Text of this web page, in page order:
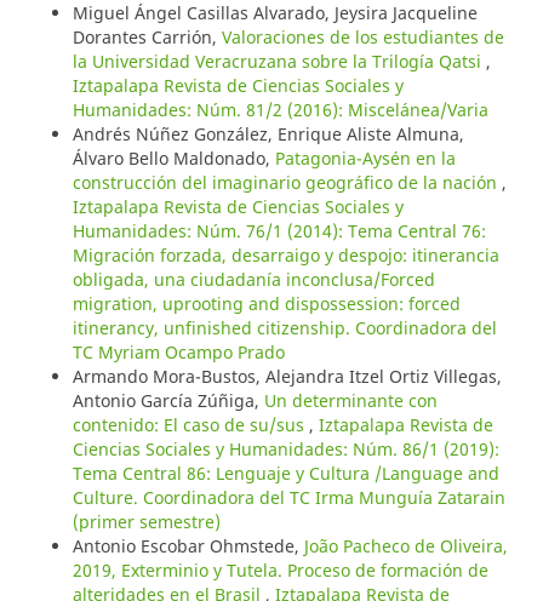
Miguel Ángel Casillas Alvarado, Jeysira Jacqueline
Dorantes Carrión, Valoraciones de los estudiantes de
la Universidad Veracruzana sobre la Trilogía Qatsi ,
Iztapalapa Revista de Ciencias Sociales y
Humanidades: Núm. 81/2 (2016): Miscelánea/Varia
Andrés Núñez González, Enrique Aliste Almuna,
Álvaro Bello Maldonado, Patagonia-Aysén en la
construcción del imaginario geográfico de la nación ,
Iztapalapa Revista de Ciencias Sociales y
Humanidades: Núm. 76/1 (2014): Tema Central 76:
Migración forzada, desarraigo y despojo: itinerancia
obligada, una ciudadanía inconclusa/Forced
migration, uprooting and dispossession: forced
itinerancy, unfinished citizenship. Coordinadora del
TC Myriam Ocampo Prado
Armando Mora-Bustos, Alejandra Itzel Ortiz Villegas,
Antonio García Zúñiga, Un determinante con
contenido: El caso de su/sus , Iztapalapa Revista de
Ciencias Sociales y Humanidades: Núm. 86/1 (2019):
Tema Central 86: Lenguaje y Cultura /Language and
Culture. Coordinadora del TC Irma Munguía Zatarain
(primer semestre)
Antonio Escobar Ohmstede, João Pacheco de Oliveira,
2019, Exterminio y Tutela. Proceso de formación de
alteridades en el Brasil , Iztapalapa Revista de